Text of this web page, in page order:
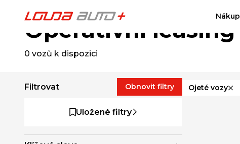
Nákup
Operativní leasing
0 vozů k dispozici
Filtrovat Obnovit filtry
Uložené filtry
Ojeté vozy